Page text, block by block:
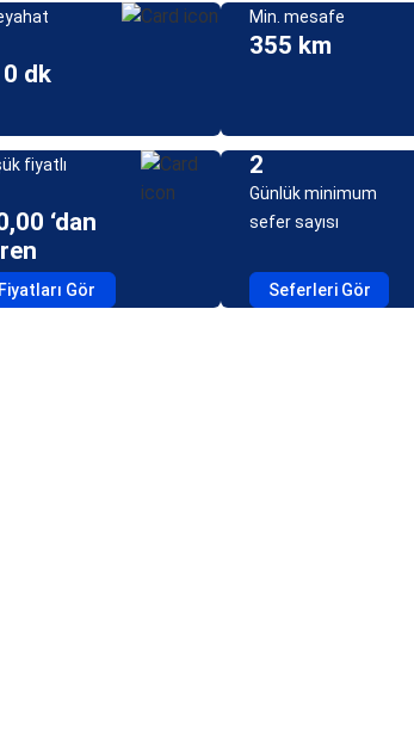
dk
Min. mesafe
355 km
fiyatlı
‘dan
Fiyatları Gör
2
Günlük minimum
sefer sayısı
Seferleri Gör